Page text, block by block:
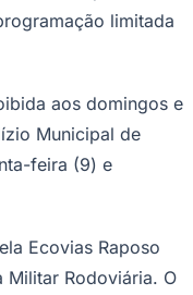
limitada
aos domingos e
Municipal de
feira (9) e
Ecovias Raposo
Militar Rodoviária. O